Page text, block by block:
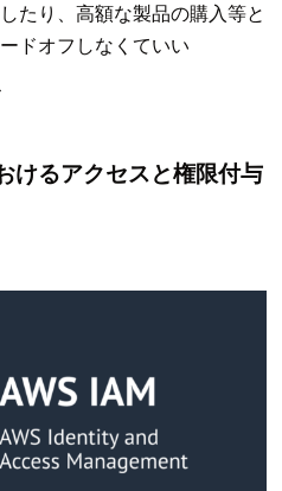
たり、高額な製品の購入等と
ドオフしなくていい
けるアクセスと権限付与